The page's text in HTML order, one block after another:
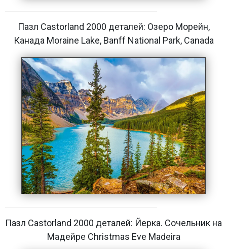
Пазл Castorland 2000 деталей: Озеро Морейн,
Канада Moraine Lake, Banff National Park, Canada
Пазл Castorland 2000 деталей: Йерка. Сочельник на
Мадейре Christmas Eve Madeira